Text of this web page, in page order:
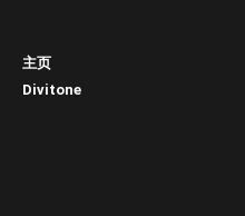
主页
Divitone